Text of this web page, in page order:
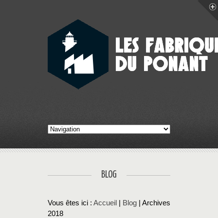
BLOG
Vous êtes ici : Accueil Blog | Archives
2018